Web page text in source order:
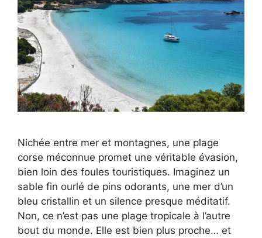
Nichée entre mer et montagnes, une plage
corse méconnue promet une véritable évasion,
bien loin des foules touristiques. Imaginez un
sable fin ourlé de pins odorants, une mer d’un
bleu cristallin et un silence presque méditatif.
Non, ce n’est pas une plage tropicale à l’autre
bout du monde. Elle est bien plus proche… et